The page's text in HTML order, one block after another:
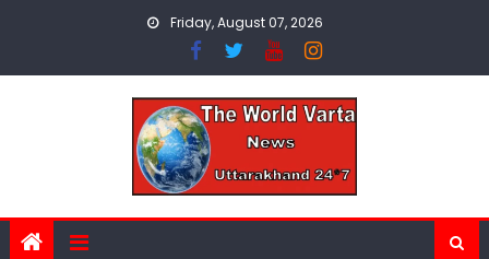
Friday, August 07, 2026